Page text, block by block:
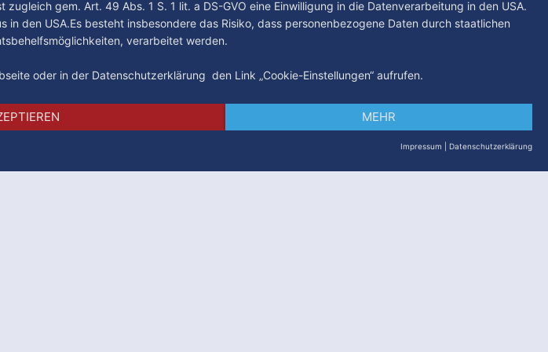
DatenschutzAGB
gem. Art. 49 Abs. 1 S. 1 lit. a DS-GVO eine Einwilligung in die Datenverarbeitung in den USA.
den USA.Es besteht insbesondere das Risiko, dass personenbezogene Daten durch staatlichen
verarbeitet werden.
oder in der Datenschutzerklärung den Link „Cookie-Einstellungen“ aufrufen.
MEHR
Impressum Datenschutzerklärung